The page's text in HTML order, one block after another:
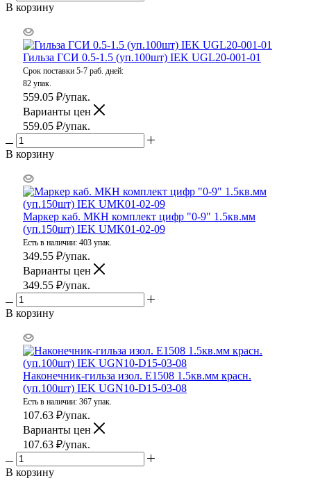
В корзину
Гильза ГСИ 0.5-1.5 (уп.100шт) IEK UGL20-001-01
Срок поставки 5-7 раб. дней:
82 упак.
559.05 ₽/упак.
Варианты цен
559.05 ₽/упак.
В корзину
Маркер каб. МКН комплект цифр "0-9" 1.5кв.мм
(уп.150шт) IEK UMK01-02-09
Есть в наличии: 403 упак.
349.55 ₽/упак.
Варианты цен
349.55 ₽/упак.
В корзину
Наконечник-гильза изол. Е1508 1.5кв.мм красн.
(уп.100шт) IEK UGN10-D15-03-08
Есть в наличии: 367 упак.
107.63 ₽/упак.
Варианты цен
107.63 ₽/упак.
В корзину